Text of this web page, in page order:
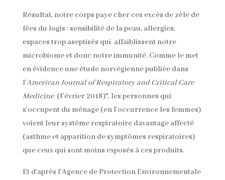
Résultat, notre corps paye cher ces excès de zèle de
fées du logis : sensibilité de la peau, allergies,
espaces trop aseptisés qui affaiblissent notre
microbiome et donc notre immunité. Comme le met
en évidence une étude norvégienne publiée dans
l’AmericanJournal of Respiratory and Critical Care
Medicine (Février 2018)*, les personnes qui
s’occupent du ménage (en l’occurrence les femmes)
voient leur système respiratoire davantage affecté
(asthme et apparition de symptômes respiratoires)
que ceux qui sont moins exposés à ces produits.
Et d’après l’Agence de Protection Environnementale